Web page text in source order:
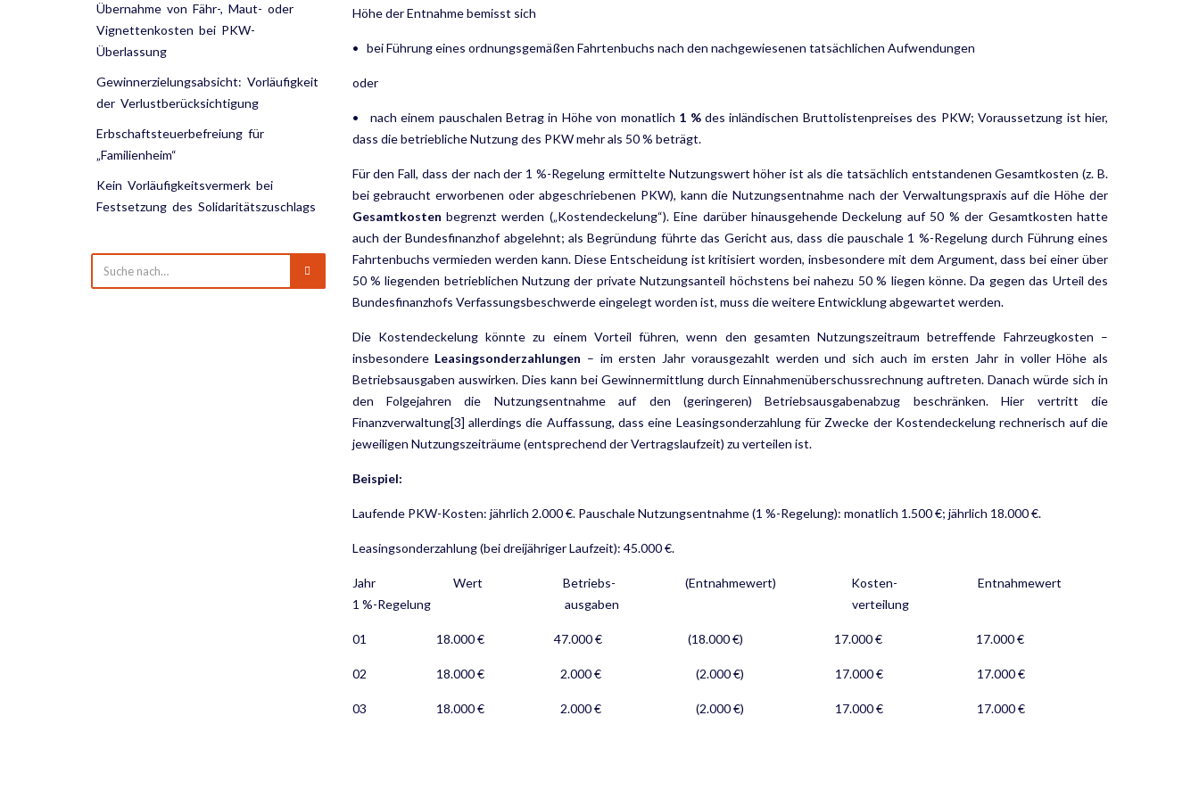
Übernahme von Fähr-, Maut- oder
Vignettenkosten bei PKW-
Überlassung
Gewinnerzielungsabsicht: Vorläufigkeit
der Verlustberücksichtigung
Erbschaftsteuerbefreiung für
„Familienheim“
Kein Vorläufigkeitsvermerk bei
Festsetzung des Solidaritätszuschlags
Höhe der Entnahme bemisst sich
• bei Führung eines ordnungsgemäßen Fahrtenbuchs nach den nachgewiesenen tatsächlichen Aufwen­dungen
oder
• nach einem pauschalen Betrag in Höhe von monatlich 1 %des inländischen Bruttolistenpreises des PKW; Voraussetzung ist hier,
dass die betriebliche Nutzung des PKW mehr als 50 % beträgt.
Für den Fall, dass der nach der 1 %-Regelung ermittelte Nutzungswert höher ist als die tatsächlich entstan­denen Gesamtkosten (z. B.
bei gebraucht erworbenen oder abgeschriebenen PKW), kann die Nutzungsent­nahme nach der Verwaltungspraxis auf die Höhe der
Gesamtkosten begrenzt werden („Kostendeckelung“). Eine darüber hinausgehende Deckelung auf 50 % der Gesamtkosten hatte
auch der Bundesfinanzhof abge­lehnt; als Begründung führte das Gericht aus, dass die pauschale 1 %-Regelung durch Führung eines
Fahr­tenbuchs vermieden werden kann. Diese Entscheidung ist kritisiert worden, insbesondere mit dem Argu­ment, dass bei einer über
50 % liegenden betrieblichen Nutzung der private Nutzungsanteil höchstens bei nahezu 50 % liegen könne. Da gegen das Urteil des
Bundesfinanzhofs Verfassungsbeschwerde eingelegt worden ist, muss die weitere Entwicklung abgewartet werden.
Die Kostendeckelung könnte zu einem Vorteil führen, wenn den gesamten Nutzungszeitraum betreffende Fahrzeugkosten –
insbesondere Leasingsonderzahlungen – im ersten Jahr vorausgezahlt werden und sich auch im ersten Jahr in voller Höhe als
Betriebsausgaben auswirken. Dies kann bei Gewinnermittlung durch Einnahmenüberschussrechnung auftreten. Danach würde sich in
den Folgejahren die Nutzungsentnahme auf den (geringeren) Betriebsausgabenabzug beschränken. Hier vertritt die
Finanzverwaltung[3] allerdings die Auffassung, dass eine Leasingsonderzahlung für Zwecke der Kostendeckelung rechnerisch auf die
jeweiligen Nutzungszeiträume (entsprechend der Vertragslaufzeit) zu verteilen ist.
Beispiel:
Laufende PKW-Kosten: jährlich 2.000 €. Pauschale Nutzungsentnahme (1 %-Regelung): monatlich 1.500 €; jährlich 18.000 €.
Leasingsonderzahlung (bei dreijähriger Laufzeit): 45.000 €.
Jahr Wert Betriebs- (Entnahmewert) Kosten- Entnahmewert
1 %-Regelung ausgaben verteilung
01 18.000 € 47.000 € (18.000 €) 17.000 € 17.000 €
02 18.000 € 2.000 € (2.000 €) 17.000 € 17.000 €
03 18.000 € 2.000 € (2.000 €) 17.000 € 17.000 €